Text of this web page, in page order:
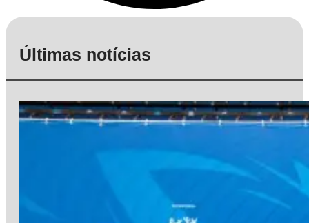
Últimas notícias